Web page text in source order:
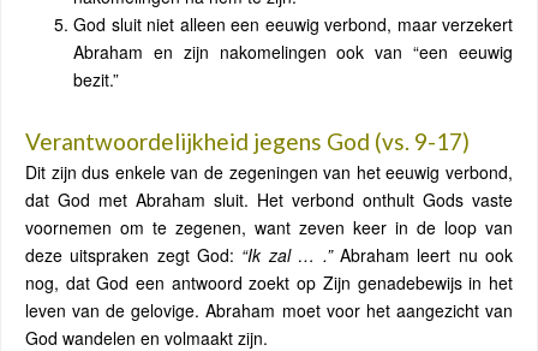
God sluit niet alleen een eeuwig verbond, maar verzekert
Abraham en zijn nakomelingen ook van “een eeuwig
bezit.”
Verantwoordelijkheid jegens God (vs. 9-17)
Dit zijn dus enkele van de zegeningen van het eeuwig verbond,
dat God met Abraham sluit. Het verbond onthult Gods vaste
voornemen om te zegenen, want zeven keer in de loop van
deze uitspraken zegt God: “Ik zal … .”Abraham leert nu ook
nog, dat God een antwoord zoekt op Zijn genadebewijs in het
leven van de gelovige. Abraham moet voor het aangezicht van
God wandelen en volmaakt zijn.